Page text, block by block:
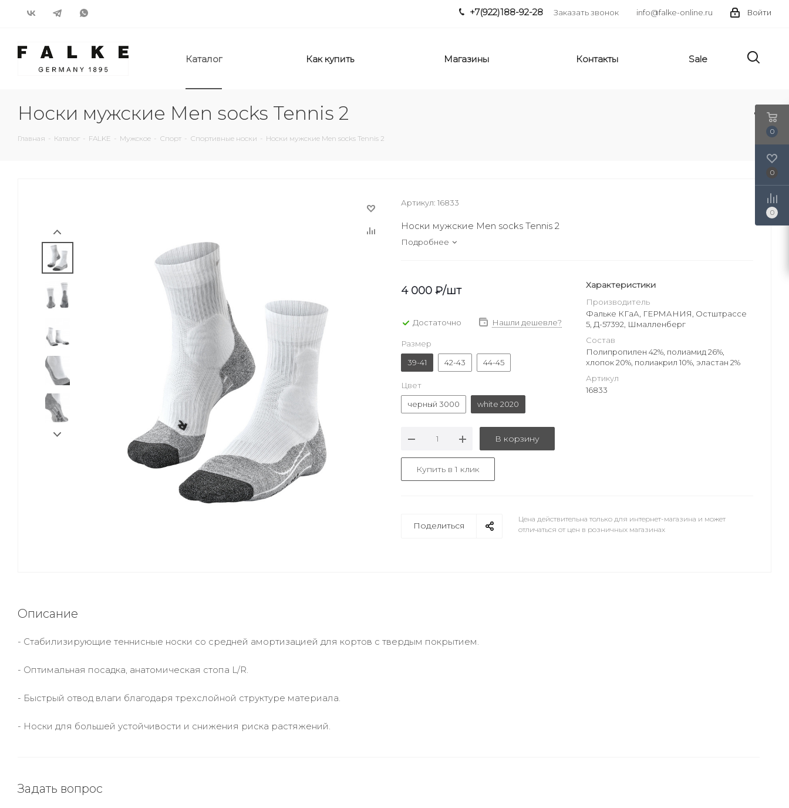
Войти
info@falke-online.ru
+7(922)188-92-28 Заказать звонок
Каталог Как купить Магазины Контакты Sale
Носки мужские Men socks Tennis 2
Главная - Каталог - FALKE - Мужское - Спорт - Спортивные носки - Носки мужские Men socks Tennis 2
Артикул: 16833
Носки мужские Men socks Tennis 2
Подробнее
4 000 ₽/шт
Достаточно Нашли дешевле?
Размер
39-41
42-43 44-45
Цвет
черный 3000
white 2020
В корзину
Купить в 1 клик
Характеристики
Производитель
Фальке КГаА, ГЕРМАНИЯ, Остштрассе
5, Д-57392, Шмалленберг
Состав
Полипропилен 42%, полиамид 26%,
хлопок 20%, полиакрил 10%, эластан 2%
Артикул
16833
Поделиться
Цена действительна только для интернет-магазина и может
отличаться от цен в розничных магазинах
Описание
- Стабилизирующие теннисные носки со средней амортизацией для кортов с твердым покрытием.
- Оптимальная посадка, анатомическая стопа L/R.
- Быстрый отвод влаги благодаря трехслойной структуре материала.
- Носки для большей устойчивости и снижения риска растяжений.
Задать вопрос
0
0
0